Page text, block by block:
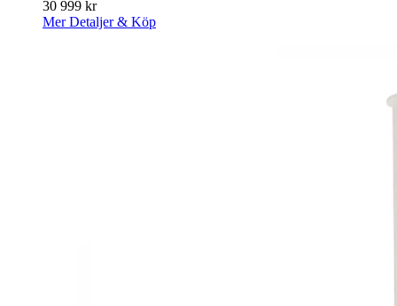
30 999 kr
Mer Detaljer & Köp